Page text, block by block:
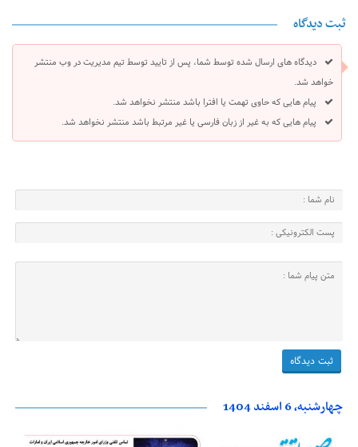
ثبت دیدگاه
دیدگاه های ارسال شده توسط شما، پس از تایید توسط تیم مدیریت در وب منتشر
خواهد شد.
پیام هایی که حاوی تهمت یا افترا باشد منتشر نخواهد شد.
پیام هایی که به غیر از زبان فارسی یا غیر مرتبط باشد منتشر نخواهد شد.
چهارشنبه، 6 اسفند 1404